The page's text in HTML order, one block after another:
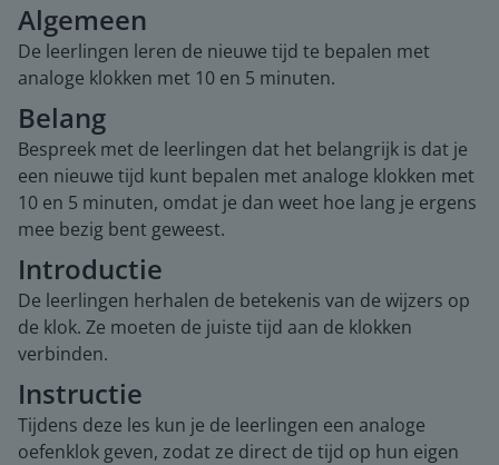
Algemeen
De leerlingen leren de nieuwe tijd te bepalen met
analoge klokken met 10 en 5 minuten.
Belang
Bespreek met de leerlingen dat het belangrijk is dat je
een nieuwe tijd kunt bepalen met analoge klokken met
10 en 5 minuten, omdat je dan weet hoe lang je ergens
mee bezig bent geweest.
Introductie
De leerlingen herhalen de betekenis van de wijzers op
de klok. Ze moeten de juiste tijd aan de klokken
verbinden.
Instructie
Tijdens deze les kun je de leerlingen een analoge
oefenklok geven, zodat ze direct de tijd op hun eigen